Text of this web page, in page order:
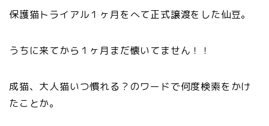
保護猫トライアル１ヶ月をへて正式譲渡をした仙豆。
うちに来てから１ヶ月まだ懐いてません！！
成猫、大人猫いつ慣れる？のワードで何度検索をかけ
たことか。